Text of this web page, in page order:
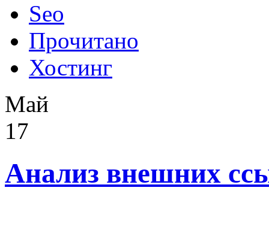
Seo
Прочитано
Хостинг
Май
17
Анализ внешних